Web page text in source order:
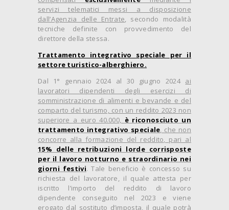
servizi telematici messi a disposizione
dall’Agenzia delle Entrate, secondo modalità
tecniche definite con provvedimento del
direttore della stessa.
Trattamento integrativo speciale per il
settore turistico-alberghiero.
Dal 1° gennaio 2024 al 30 giugno 2024 ai
lavoratori dipendenti degli esercizi di
somministrazione di alimenti e bevande e del
comparto del turismo, con un reddito 2023 non
superiore a euro 40.000, è riconosciuto un
trattamento integrativo speciale, che non
concorre alla formazione del reddito, pari al
15% delle retribuzioni lorde corrisposte
per il lavoro notturno e straordinario nei
giorni festivi. Tale beneficio è concesso su
richiesta del lavoratore, il quale attesta per
iscritto l’importo del reddito di lavoro
dipendente conseguito nel 2023 e viene
erogato dal sostituto d’imposta, il quale potrà